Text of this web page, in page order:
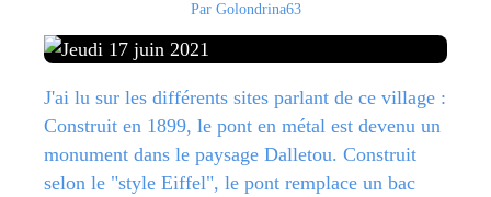
Par Golondrina63
J'ai lu sur les différents sites parlant de ce village :
Construit en 1899, le pont en métal est devenu un
monument dans le paysage Dalletou. Construit
selon le "style Eiffel", le pont remplace un bac